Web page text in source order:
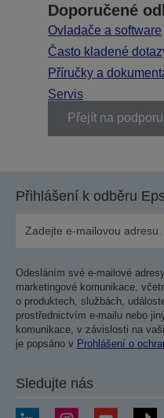
Doporučené
Ovladače a software
Často kladené
Příručky a
Servis
Přejít na podporu
Přihlášení k odběru
Odesláním své e-mailové
marketingové komunikace,
o produktech, službách,
prostřednictvím e-mailu nebo
komunikace, v závislosti na
je popsáno v Prohlášení o
Sledujte nás